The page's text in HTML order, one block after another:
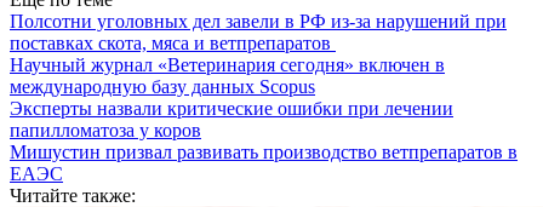
Полсотни уголовных дел завели в РФ из-за нарушений при
поставках скота, мяса и ветпрепаратов
Научный журнал «Ветеринария сегодня» включен в
международную базу данных Scopus
Эксперты назвали критические ошибки при лечении
папилломатоза у коров
Мишустин призвал развивать производство ветпрепаратов в
ЕАЭС
Читайте также: